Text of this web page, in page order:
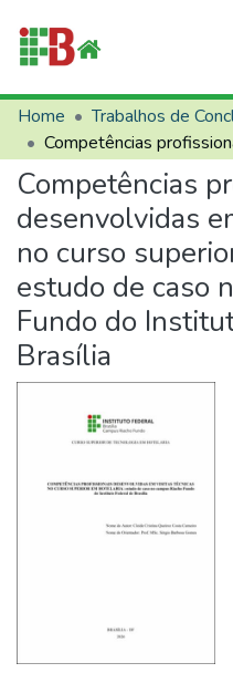
Communities & Collections
All of RIIFB
Manuals and Terms
Statistics
About RIIFB
Help
Contacts
Home
Competências
desenvolvidas
no curso
estudo de caso
Fundo do
Brasília